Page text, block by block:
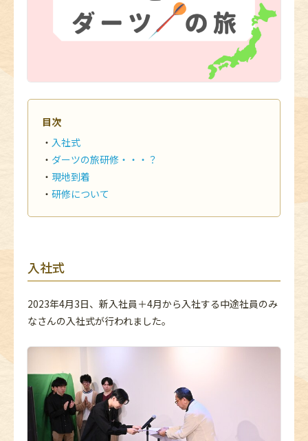
目次
入社式
ダーツの旅研修・・・？
現地到着
研修について
入社式
2023年4月3日、新入社員＋4月から入社する中途社員のみ
なさんの入社式が行われました。